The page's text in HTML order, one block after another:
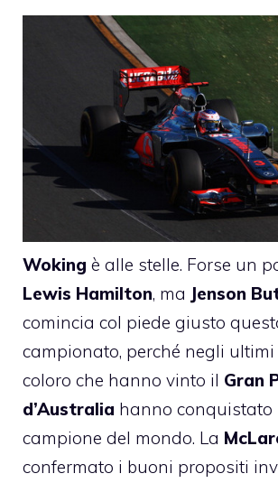
Woking è alle stelle. Forse un
Lewis Hamilton, ma Jenson
comincia col piede giusto
campionato, perché negli
coloro che hanno vinto il Gran
d’Australia hanno conquistato
campione del mondo. La
confermato i buoni propositi